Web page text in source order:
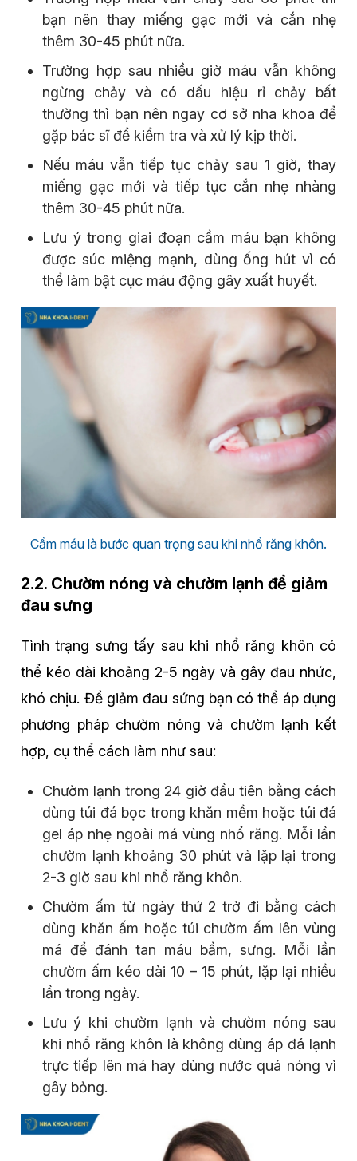
bạn nên thay miếng gạc mới và cắn nhẹ
thêm 30-45 phút nữa.
Trường hợp sau nhiều giờ máu vẫn không
ngừng chảy và có dấu hiệu rỉ chảy bất
thường thì bạn nên ngay cơ sở nha khoa để
gặp bác sĩ để kiểm tra và xử lý kịp thời.
Nếu máu vẫn tiếp tục chảy sau 1 giờ, thay
miếng gạc mới và tiếp tục cắn nhẹ nhàng
thêm 30-45 phút nữa.
Lưu ý trong giai đoạn cầm máu bạn không
được súc miệng mạnh, dùng ống hút vì có
thể làm bật cục máu động gây xuất huyết.
Cầm máu là bước quan trọng sau khi nhổ răng khôn.
2.2. Chườm nóng và chườm lạnh để giảm
đau sưng
Tình trạng sưng tấy sau khi nhổ răng khôn có
thể kéo dài khoảng 2-5 ngày và gây đau nhức,
khó chịu. Để giảm đau sứng bạn có thể áp dụng
phương pháp chườm nóng và chườm lạnh kết
hợp, cụ thể cách làm như sau:
Chườm lạnh trong 24 giờ đầu tiên bằng cách
dùng túi đá bọc trong khăn mềm hoặc túi đá
gel áp nhẹ ngoài má vùng nhổ răng. Mỗi lần
chườm lạnh khoảng 30 phút và lặp lại trong
2-3 giờ sau khi nhổ răng khôn.
Chườm ấm từ ngày thứ 2 trở đi bằng cách
dùng khăn ấm hoặc túi chườm ấm lên vùng
má để đánh tan máu bầm, sưng. Mỗi lần
chườm ấm kéo dài 10 – 15 phút, lặp lại nhiều
lần trong ngày.
Lưu ý khi chườm lạnh và chườm nóng sau
khi nhổ răng khôn là không dùng áp đá lạnh
trực tiếp lên má hay dùng nước quá nóng vì
gây bỏng.